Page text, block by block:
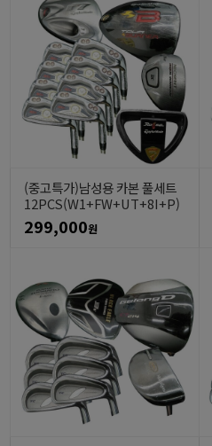
(중고특가)남성용 카본 풀세트
12PCS(W1+FW+UT+8I+P)
299,000원